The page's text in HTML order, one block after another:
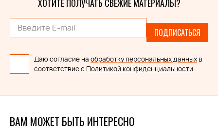
ХОТИТЕ ПОЛУЧАТЬ СВЕЖИЕ МАТЕРИАЛЫ?
ПОДПИСАТЬСЯ
Даю согласие на обработку персональных данных в
соответствие с Политикой конфиденциальности
ВАМ МОЖЕТ БЫТЬ ИНТЕРЕСНО